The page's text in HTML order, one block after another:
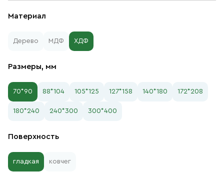
Материал
Дерево МДФ ХДФ
Размеры, мм
70*90 88*104 105*125 127*158 140*180 172*208
180*240 240*300 300*400
Поверхность
гладкая ковчег